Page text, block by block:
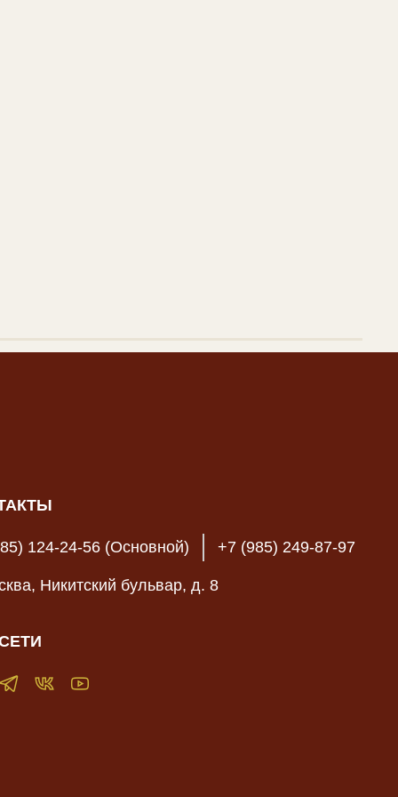
124-24-56 (Основной) +7 (985) 249-87-97
Никитский бульвар, д. 8